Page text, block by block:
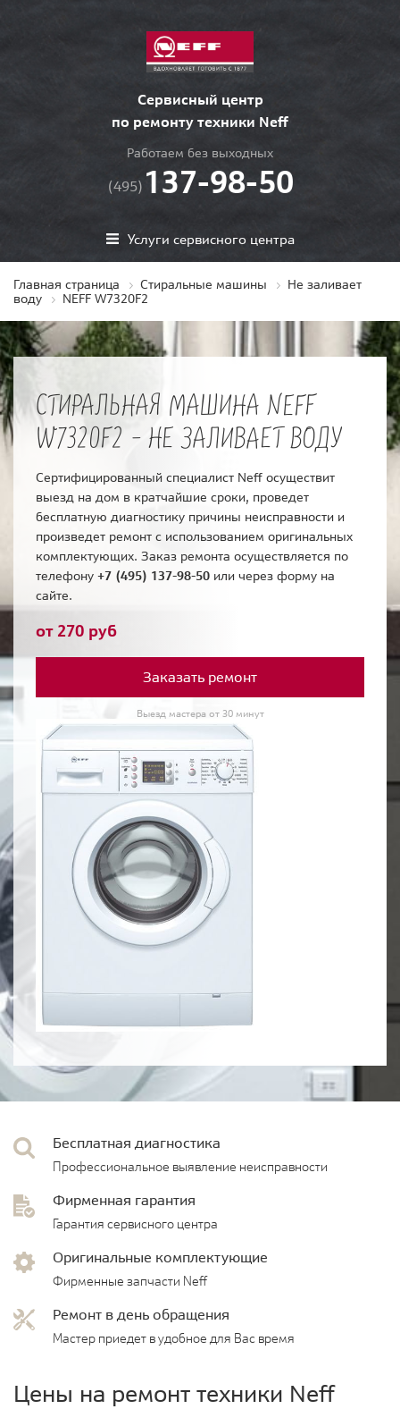
Сервисный центр
по ремонту техники Neff
Работаем без выходных
(495) 137-98-50
Услуги сервисного центра
Главная страница Стиральные машины
Не заливает
воду
NEFF W7320F2
СТИРАЛЬНАЯ МАШИНА NEFF
W7320F2 - НЕ ЗАЛИВАЕТ ВОДУ
Сертифицированный специалист Neff осуществит
выезд на дом в кратчайшие сроки, проведет
бесплатную диагностику причины неисправности и
произведет ремонт с использованием оригинальных
комплектующих. Заказ ремонта осуществляется по
телефону +7 (495) 137-98-50 или через форму на
сайте.
от 270 руб
Заказать ремонт
Выезд мастера от 30 минут
Бесплатная диагностика
Профессиональное выявление неисправности
Фирменная гарантия
Гарантия сервисного центра
Оригинальные комплектующие
Фирменные запчасти Neff
Ремонт в день обращения
Мастер приедет в удобное для Вас время
Цены на ремонт техники Neff